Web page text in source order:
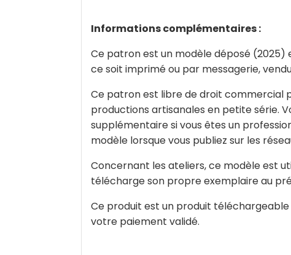
Informations complémentaires :
Ce patron est un modèle déposé
ce soit imprimé ou par messagerie,
Ce patron est libre de droit commercial
productions artisanales en petite série.
supplémentaire si vous êtes un
modèle lorsque vous publiez sur les
Concernant les ateliers, ce modèle est
télécharge son propre exemplaire au
Ce produit est un produit
votre paiement validé.